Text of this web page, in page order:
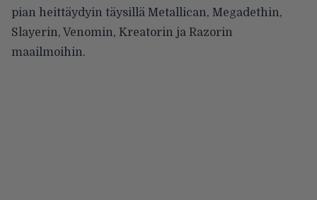
pian heittäydyin täysillä Metallican, Megadethin,
Slayerin, Venomin, Kreatorin ja Razorin
maailmoihin.